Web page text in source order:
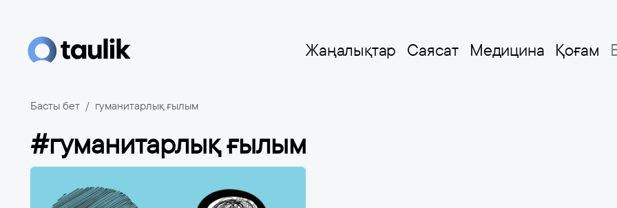
Жаңалықтар Саясат Медицина Қоғам
Басты бет гуманитарлық ғылым
#гуманитарлық ғылым